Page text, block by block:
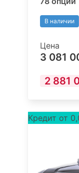
В наличии
Цена
3 081
2 881
Кредит от